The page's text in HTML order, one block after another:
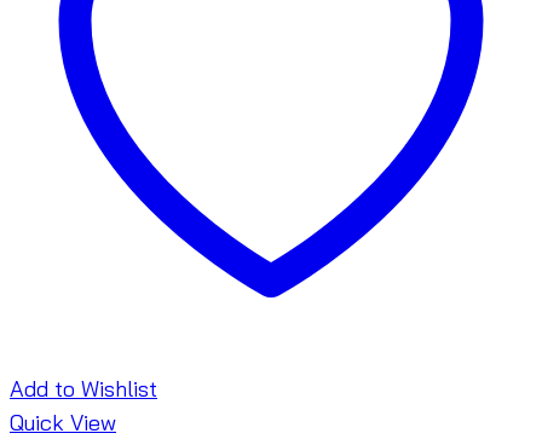
Add to Wishlist
Quick View